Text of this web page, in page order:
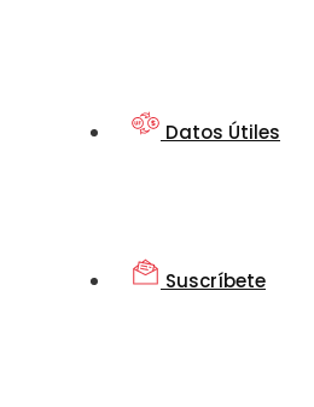
Datos Útiles
Suscríbete